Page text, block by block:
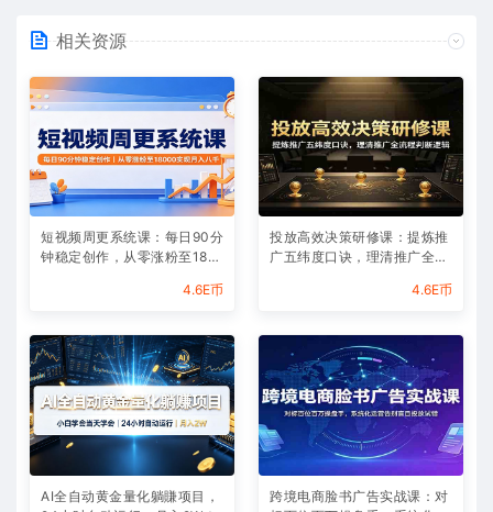
相关资源
短视频周更系统课：每日90分
钟稳定创作，从零涨粉至180
4.6E币
投放高效决策研修课：提炼推
广五纬度口诀，理清推广全流
4.6E币
AI全自动黄金量化躺賺项目，
跨境电商脸书广告实战课：对